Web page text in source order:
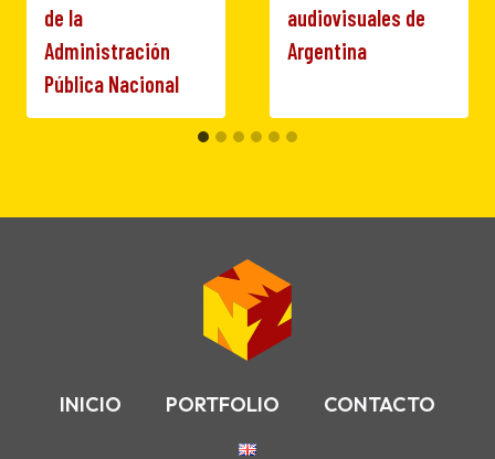
de la
Administración
Pública Nacional
audiovisuales de
Argentina
INICIO PORTFOLIO CONTACTO